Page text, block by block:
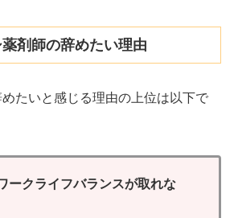
剤師の辞めたい理由
たいと感じる理由の上位は以下で
ークライフバランスが取れな